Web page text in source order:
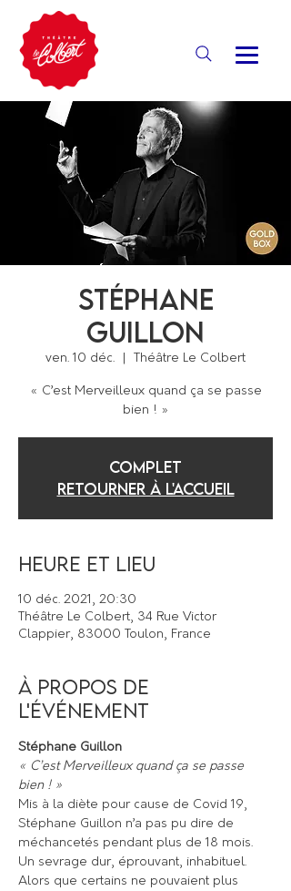
Stéphane
Guillon
ven. 10 déc.
  |
Théâtre Le Colbert
« C’est Merveilleux quand ça se passe
bien ! »
COMPLET
Retourner à l'accueil
Heure et lieu
10 déc. 2021, 20:30
Théâtre Le Colbert, 34 Rue Victor
Clappier, 83000 Toulon, France
À propos de
l'événement
Stéphane Guillon
« C’est Merveilleux quand ça se passe
bien ! »
Mis à la diète pour cause de Covid 19,
Stéphane Guillon n’a pas pu dire de
méchancetés pendant plus de 18 mois.
Un sevrage dur, éprouvant, inhabituel.
Alors que certains ne pouvaient plus